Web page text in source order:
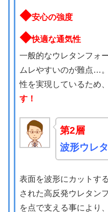
◆安心の強度
◆快適な通気性
一般的なウレタンフォ
ムレやすいのが難点…
性を実現しているため、
す！
第2層
波形ウレ
表面を波形にカットす
された高反発ウレタン
を点で支える事により